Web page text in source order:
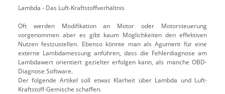
Lambda - Das Luft-Kraftstoffverhältnis
Oft werden Modifikation an Motor oder Motorsteuerung
vorgenommen aber es gibt kaum Möglichkeiten den effektiven
Nutzen festzustellen. Ebenso könnte man als Agument für eine
externe Lambdamessung anführen, dass die Fehlerdiagnose am
Lambdawert orientiert gezielter erfolgen kann, als manche OBD-
Diagnose Software.
Der folgende Artikel soll etwas Klarheit über Lambda und Luft-
Kraftstoff-Gemische schaffen.